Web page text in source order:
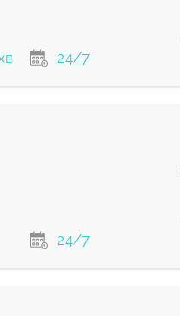
24/7
24/7